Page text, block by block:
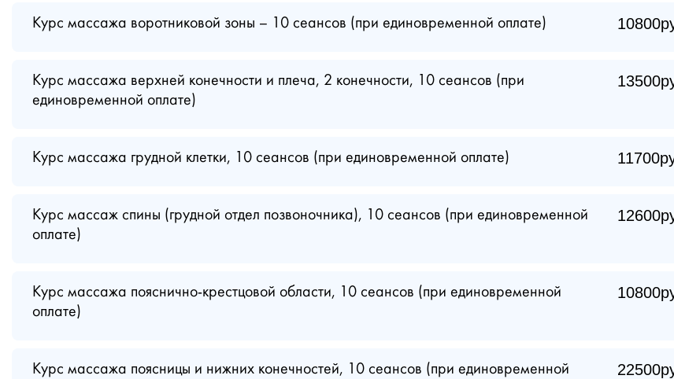
Курс массажа воротниковой зоны – 10 сеансов (при единовременной оплате)
Курс массажа верхней конечности и плеча, 2 конечности, 10 сеансов (при
единовременной оплате)
Курс массажа грудной клетки, 10 сеансов (при единовременной оплате)
Курс массаж спины (грудной отдел позвоночника), 10 сеансов (при единовременной
оплате)
Курс массажа пояснично-крестцовой области, 10 сеансов (при единовременной
оплате)
Курс массажа поясницы и нижних конечностей, 10 сеансов (при единовременной